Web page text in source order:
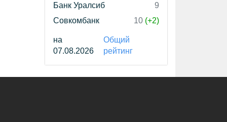
Банк Уралсиб
9
Совкомбанк
10 (+2)
на
07.08.2026
Общий
рейтинг